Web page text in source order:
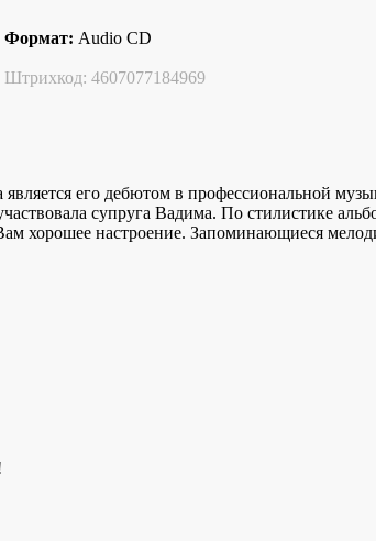
Формат: Audio CD
Штрихкод: 4607077184969
его дебютом в профессиональной
супруга Вадима. По стилистике
хорошее настроение. Запоминающиеся